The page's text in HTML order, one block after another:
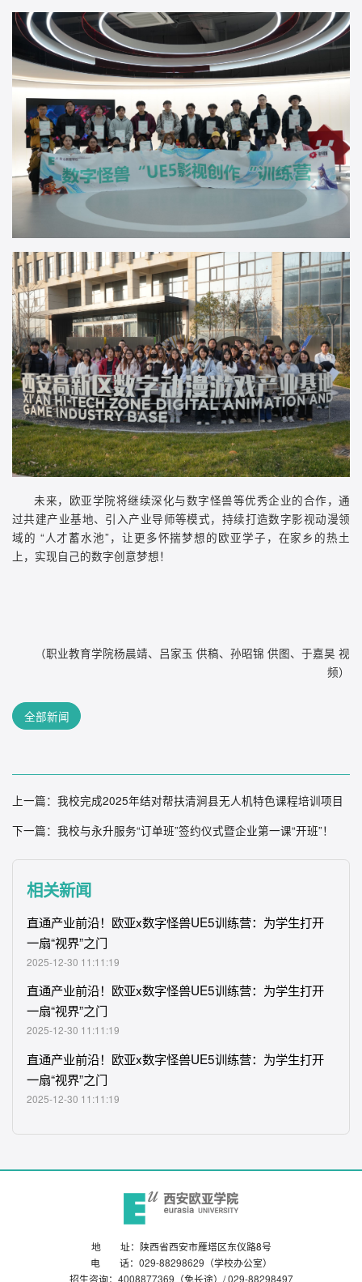
未来，欧亚学院将继续深化与数字怪兽等优秀企业的合作，通
过共建产业基地、引入产业导师等模式，持续打造数字影视动漫领
域的 “人才蓄水池”，让更多怀揣梦想的欧亚学子，在家乡的热土
上，实现自己的数字创意梦想！
（职业教育学院杨晨靖、吕家玉 供稿、孙昭锦 供图、于嘉昊 视
频）
全部新闻
上一篇： 我校完成2025年结对帮扶清涧县无人机特色课程培训项目
下一篇： 我校与永升服务“订单班”签约仪式暨企业第一课“开班”！
相关新闻
直通产业前沿！ 欧亚x数字怪兽UE5训练营：为学生打开
一扇“视界”之门
2025-12-30 11:11:19
直通产业前沿！ 欧亚x数字怪兽UE5训练营：为学生打开
一扇“视界”之门
2025-12-30 11:11:19
直通产业前沿！ 欧亚x数字怪兽UE5训练营：为学生打开
一扇“视界”之门
2025-12-30 11:11:19
地 址：陕西省西安市雁塔区东仪路8号
电 话： 029-88298629 （学校办公室）
招生咨询： 4008877369 （免长途）/029-88298497